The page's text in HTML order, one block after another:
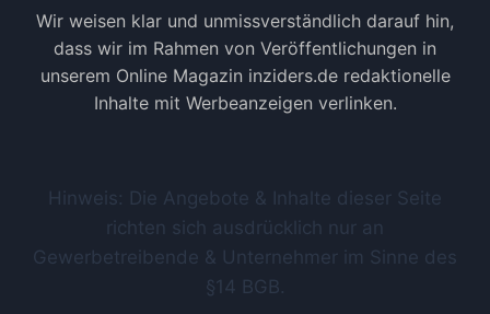
Wir weisen klar und unmissverständlich darauf hin,
dass wir im Rahmen von Veröffentlichungen in
unserem Online Magazin inziders.de redaktionelle
Inhalte mit Werbeanzeigen verlinken.
Hinweis: Die Angebote & Inhalte dieser Seite
richten sich ausdrücklich nur an
Gewerbetreibende & Unternehmer im Sinne des
§14 BGB.